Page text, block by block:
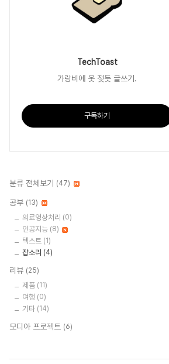
TechToast
가랑비에 옷 젖듯 글쓰기.
구독하기
분류 전체보기 (47)
공부 (13)
의료영상처리 (0)
인공지능 (8)
텍스트 (1)
잡소리 (4)
리뷰 (25)
제품 (11)
여행 (0)
기타 (14)
모디아 프로젝트 (6)